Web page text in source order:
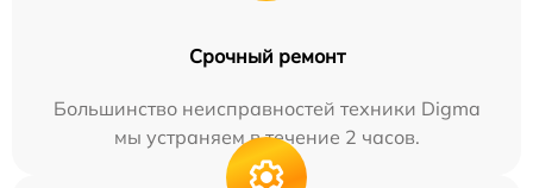
Срочный ремонт
Большинство неисправностей техники Digma
мы устраняем в течение 2 часов.